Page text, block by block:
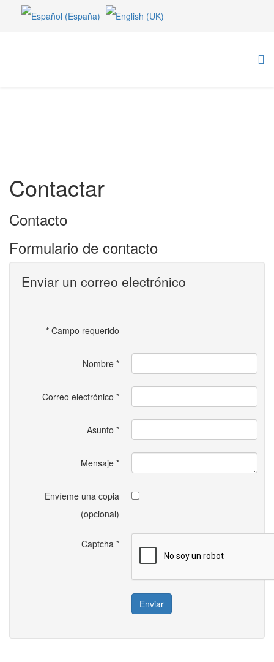
Contactar
Contacto
Formulario de contacto
Enviar un correo electrónico
* Campo requerido
Nombre *
Correo electrónico *
Asunto *
Mensaje *
Envíeme una copia
(opcional)
Captcha *
Enviar